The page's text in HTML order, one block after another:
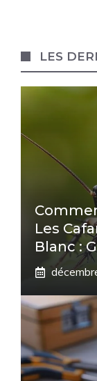
LES
Les
Blanc :